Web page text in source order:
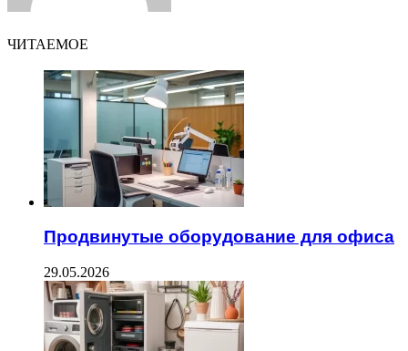
ЧИТАЕМОЕ
Продвинутые оборудование для офиса
29.05.2026